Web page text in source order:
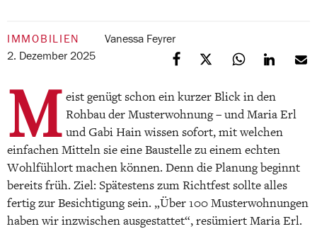
IMMOBILIEN
Vanessa Feyrer
2. Dezember 2025
M eist genügt schon ein kurzer Blick in den
Rohbau der Musterwohnung – und Maria Erl
und Gabi Hain wissen sofort, mit welchen
einfachen Mitteln sie eine Baustelle zu einem echten
Wohlfühlort machen können. Denn die Planung beginnt
bereits früh. Ziel: Spätestens zum Richtfest sollte alles
fertig zur Besichtigung sein. „Über 100 Musterwohnungen
haben wir inzwischen ausgestattet“, resümiert Maria Erl.